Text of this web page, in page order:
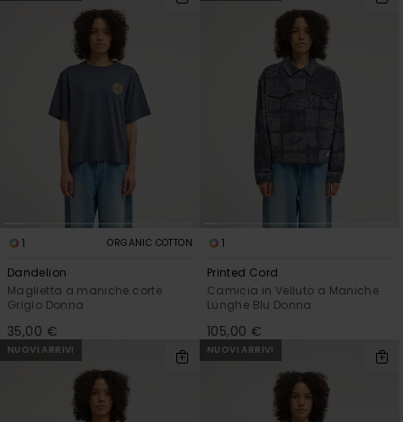
1 ORGANIC COTTON
Dandelion
Maglietta a maniche corte
Grigio Donna
35,00 €
1
Printed Cord
Camicia in Velluto a Maniche
Lunghe Blu Donna
105,00 €
NUOVI ARRIVI NUOVI ARRIVI